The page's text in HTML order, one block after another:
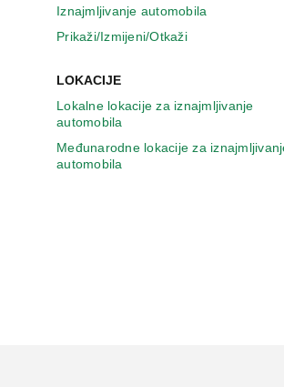
o
v
m
p
r
o
z
o
Iznajmljivanje automobila
Prikaži/Izmijeni/Otkaži
LOKACIJE
Lokalne lokacije za iznajmljivanje
automobila
Međunarodne lokacije za
automobila